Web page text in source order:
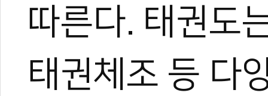
따른다. 태권도
태권체조 등 다